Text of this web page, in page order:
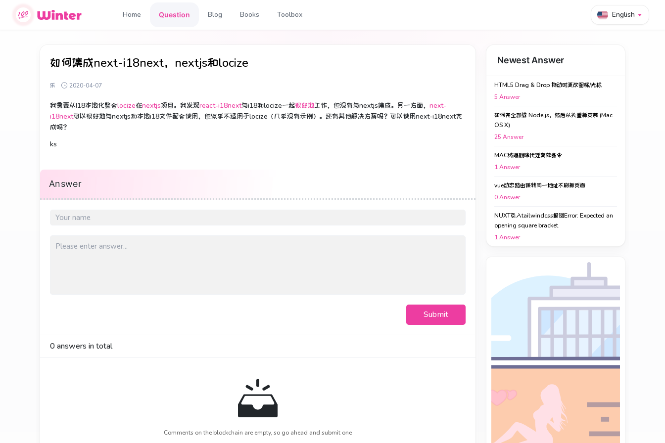
Home Question Blog Books Toolbox English
如何集成next-i18next，nextjs和locize
乐 2020-04-07
我需要从I18本地化整合locize在nextjs项目。 我发现react-i18next与i18和locize一起很好地工作，但没有与nextjs集成。 另一方面， next-
i18next可以很好地与nextjs和本地i18文件配合使用，但似乎不适用于locize（几乎没有示例）。 还有其他解决方案吗？ 可以使用next-i18next完
成吗？
ks
Answer
Submit
0answers in total
Comments on the blockchain are empty, so go ahead and submit one
Newest Answer
HTML5 Drag & Drop 拖动时更改图标/光标
5 Answer
如何完全卸载 Node.js，然后从头重新安装 (Mac
OS X)
25 Answer
MAC终端删除代理有效命令
1Answer
vue动态路由跳转同一地址不刷新页面
0Answer
NUXT引入tailwindcss报错Error: Expected an
opening square bracket.
1Answer